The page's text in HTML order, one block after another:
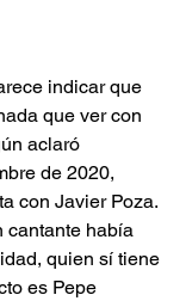
indicar que
que ver con
aclaró
de 2020,
con Javier Poza.
cantante había
quien sí tiene
es Pepe